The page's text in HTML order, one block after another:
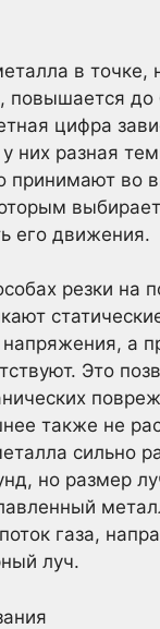
в точке,
повышается до
цифра
них разная
принимают во
его движения.
резки на
а
Это
также не
сильно
но размер
газа,
луч.